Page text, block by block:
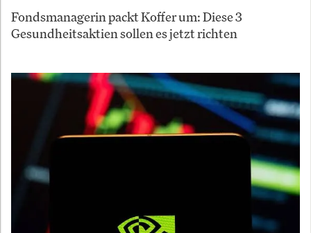
Fondsmanagerin packt Koffer um: Diese 3
Gesundheitsaktien sollen es jetzt richten